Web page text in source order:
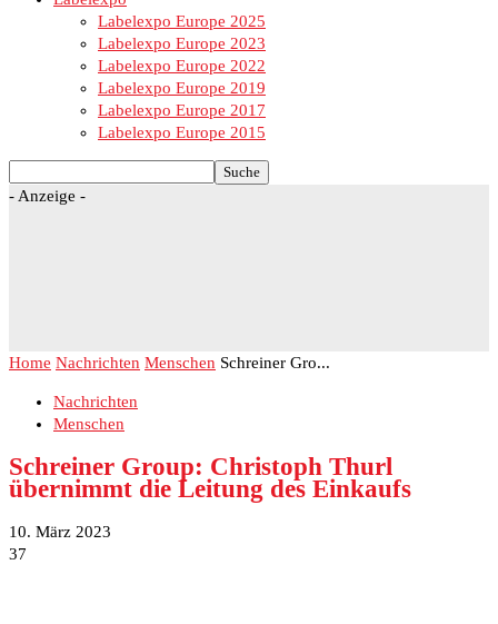
Labelexpo Europe 2025
Labelexpo Europe 2023
Labelexpo Europe 2022
Labelexpo Europe 2019
Labelexpo Europe 2017
Labelexpo Europe 2015
- Anzeige -
Home Nachrichten Menschen Schreiner Gro...
Nachrichten
Menschen
Schreiner Group: Christoph Thurl
übernimmt die Leitung des Einkaufs
10. März 2023
37